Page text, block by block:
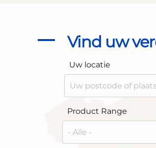
Vind uw
Uw locatie
Product Range